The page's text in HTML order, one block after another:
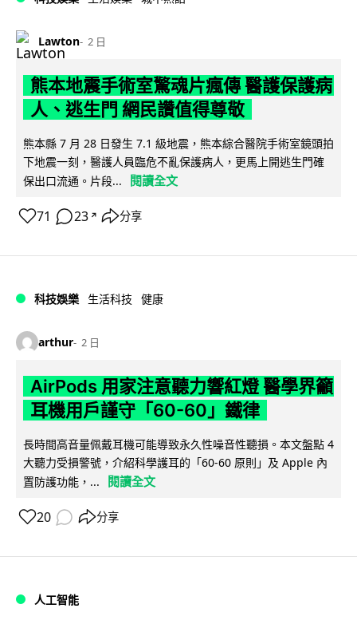
Lawton 2 日
熊本地震手術室驚魂片瘋傳 醫護保護病
人、逃生門 網民讚值得尊敬
熊本縣 7 月 28 日發生 7.1 級地震，熊本綜合醫院手術室鏡頭拍
下地震一刻，醫護人員臨危不亂保護病人，更馬上開逃生門確
保出口流通。片段...
閱讀全文
71 23 ↗ 分享
科技娛樂 生活科技 健康
arthur 2 日
AirPods 用家注意聽力響紅燈 醫學界籲
耳機用戶謹守「60-60」鐵律
長時間高音量佩戴耳機可能導致永久性噪音性聽損。本文盤點 4
大聽力受損警號，介紹科學護耳的「60-60 原則」及 Apple 內
置防護功能，...
閱讀全文
20 分享
人工智能